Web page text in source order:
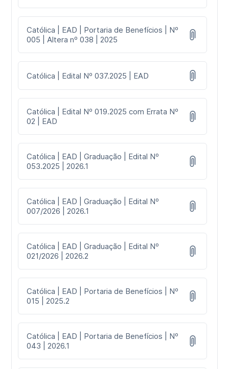
Católica | EAD | Portaria de Benefícios | Nº
005 | Altera nº 038 | 2025
Católica | Edital Nº 037.2025 | EAD
Católica | Edital Nº 019.2025 com Errata Nº
02 | EAD
Católica | EAD | Graduação | Edital Nº
053.2025 | 2026.1
Católica | EAD | Graduação | Edital Nº
007/2026 | 2026.1
Católica | EAD | Graduação | Edital Nº
021/2026 | 2026.2
Católica | EAD | Portaria de Benefícios | Nº
015 | 2025.2
Católica | EAD | Portaria de Benefícios | Nº
043 | 2026.1